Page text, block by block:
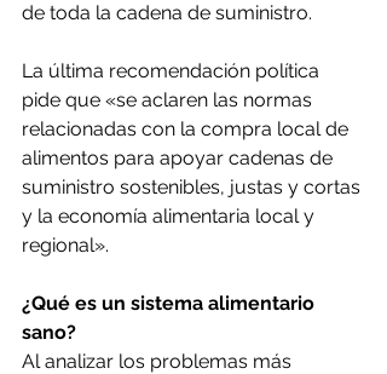
de toda la cadena de suministro.
La última recomendación política
pide que «se aclaren las normas
relacionadas con la compra local de
alimentos para apoyar cadenas de
suministro sostenibles, justas y cortas
y la economía alimentaria local y
regional».
¿Qué es un sistema alimentario
sano?
Al analizar los problemas más